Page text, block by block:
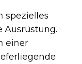
spezielles
Ausrüstung.
einer